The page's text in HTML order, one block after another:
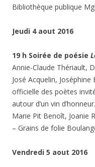
Bibliothèque publique
Jeudi 4 aout 2016
19 h Soirée de poésie
Annie-Claude Thériault,
José Acquelin,
officielle des poètes
autour d’un vin
Marie Pit Benoît, Joanie
– Grains de folie
Vendredi 5 aout 2016